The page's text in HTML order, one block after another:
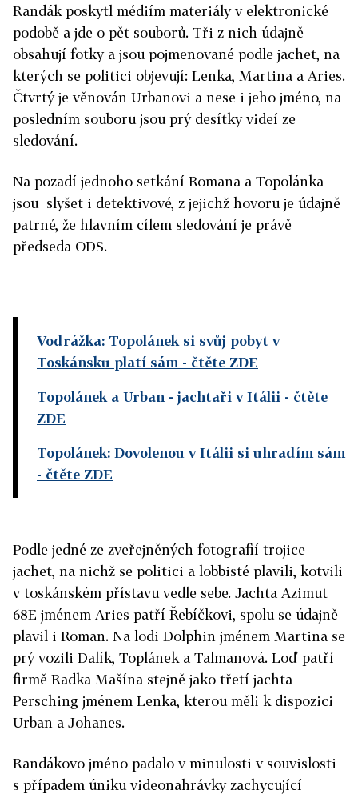
Randák poskytl médiím materiály v elektronické
podobě a jde o pět souborů. Tři z nich údajně
obsahují fotky a jsou pojmenované podle jachet, na
kterých se politici objevují: Lenka, Martina a Aries.
Čtvrtý je věnován Urbanovi a nese i jeho jméno, na
posledním souboru jsou prý desítky videí ze
sledování.
Na pozadí jednoho setkání Romana a Topolánka
jsou slyšet i detektivové, z jejichž hovoru je údajně
patrné, že hlavním cílem sledování je právě
předseda ODS.
Vodrážka: Topolánek si svůj pobyt v
Toskánsku platí sám - čtěte ZDE
Topolánek a Urban - jachtaři v Itálii - čtěte
ZDE
Topolánek: Dovolenou v Itálii si uhradím sám
- čtěte ZDE
Podle jedné ze zveřejněných fotografií trojice
jachet, na nichž se politici a lobbisté plavili, kotvili
v toskánském přístavu vedle sebe. Jachta Azimut
68E jménem Aries patří Řebíčkovi, spolu se údajně
plavil i Roman. Na lodi Dolphin jménem Martina se
prý vozili Dalík, Toplánek a Talmanová. Loď patří
firmě Radka Mašína stejně jako třetí jachta
Persching jménem Lenka, kterou měli k dispozici
Urban a Johanes.
Randákovo jméno padalo v minulosti v souvislosti
s případem úniku videonahrávky zachycující